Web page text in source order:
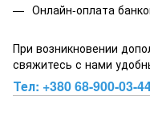
Онлайн-оплата
При возникновении
свяжитесь с нами
Тел: +380 68-900-03-